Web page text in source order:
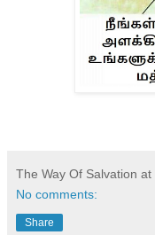
The Way Of Salvation at
No comments:
Share